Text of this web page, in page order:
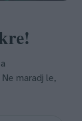
maradj le,